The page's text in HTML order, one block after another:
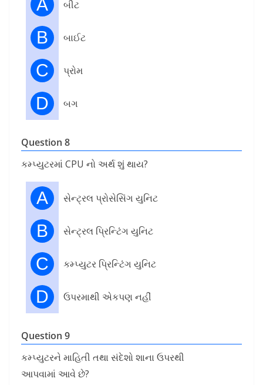
A બીટ
B બાઈટ
C પ્રોમ
D બગ
Question 8
કમ્પ્યુટરમાં CPU નો અર્થ શું થાય?
A સેન્ટ્રલ પ્રોસેસિંગ યુનિટ
B સેન્ટ્રલ પ્રિન્ટિંગ યુનિટ
C કમ્પ્યુટર પ્રિન્ટિંગ યુનિટ
D ઉપરમાથી એકપણ નહીં
Question 9
કમ્પ્યુટરને માહિતી તથા સંદેશો શાના ઉપરથી
આપવામાં આવે છે?